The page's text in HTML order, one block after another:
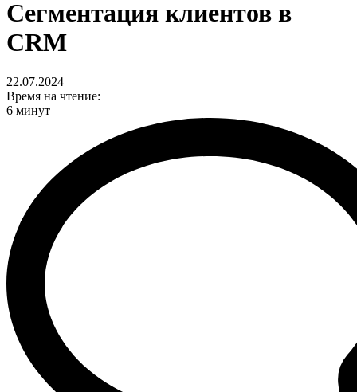
Сегментация клиентов в
CRM
22.07.2024
Время на чтение:
6 минут